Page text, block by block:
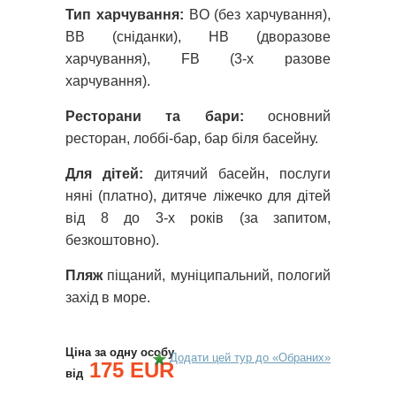
Тип харчування: BO (без харчування),
BB (сніданки), HB (дворазове
харчування), FB (3-х разове
харчування).
Ресторани та бари: основний
ресторан, лоббі-бар, бар біля басейну.
Для дітей: дитячий басейн, послуги
няні (платно), дитяче ліжечко для дітей
від 8 до 3-х років (за запитом,
безкоштовно).
Пляжпіщаний, муніципальний, пологий
захід в море.
Ціна за одну особу
від 175 EUR
Додати цей тур до «Обраних»